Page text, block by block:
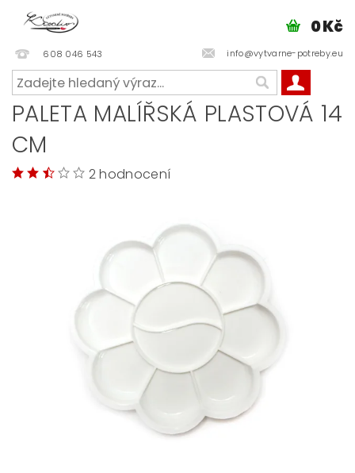
608 046 543 info@vytvarne-potreby.eu
0 Kč
PALETA MALÍŘSKÁ PLASTOVÁ 14
CM
2 hodnocení